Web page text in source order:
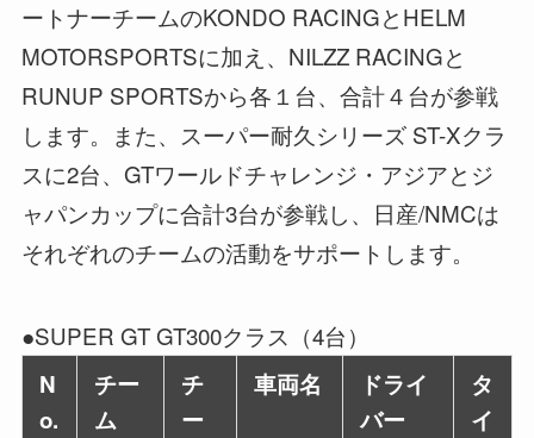
ートナーチームのKONDO RACINGとHELM
MOTORSPORTSに加え、NILZZ RACINGと
RUNUP SPORTSから各１台、合計４台が参戦
します。また、スーパー耐久シリーズ ST-Xクラ
スに2台、GTワールドチャレンジ・アジアとジ
ャパンカップに合計3台が参戦し、日産/NMCは
それぞれのチームの活動をサポートします。
●SUPER GT GT300クラス（4台）
N
o.
チー
ム
チ
ー
車両名
ドライ
バー
タ
イ